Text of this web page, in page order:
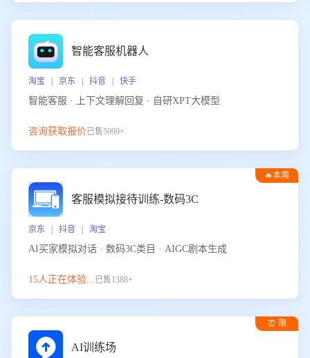
智能客服机器人
淘宝 | 京东 | 抖音 | 快手
智能客服 · 上下文理解回复 · 自研XPT大模型
咨询获取报价已售5999+
🔥本周
客服模拟接待训练-数码3C
京东 | 抖音 | 淘宝
AI买家模拟对话 · 数码3C类目 · AIGC剧本生成
15人正在体验...已售1388+
⏰ 限
AI训练场